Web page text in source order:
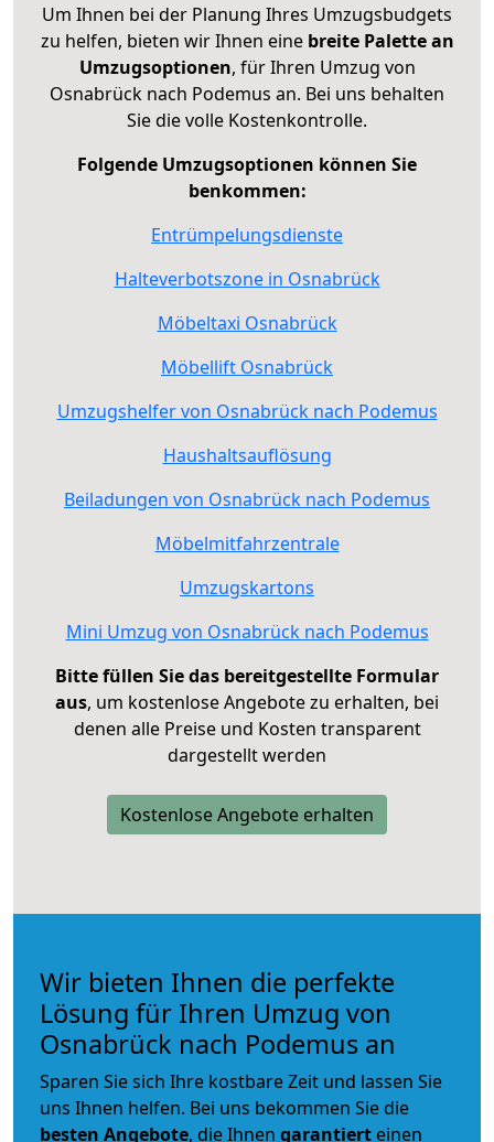
Um Ihnen bei der Planung Ihres Umzugsbudgets
zu helfen, bieten wir Ihnen eine breite Palette an
Umzugsoptionen, für Ihren Umzug von
Osnabrück nach Podemus an. Bei uns behalten
Sie die volle Kostenkontrolle.
Folgende Umzugsoptionen können Sie
benkommen:
Entrümpelungsdienste
Halteverbotszone in Osnabrück
Möbeltaxi Osnabrück
Möbellift Osnabrück
Umzugshelfer von Osnabrück nach Podemus
Haushaltsauflösung
Beiladungen von Osnabrück nach Podemus
Möbelmitfahrzentrale
Umzugskartons
Mini Umzug von Osnabrück nach Podemus
Bitte füllen Sie das bereitgestellte Formular
aus, um kostenlose Angebote zu erhalten, bei
denen alle Preise und Kosten transparent
dargestellt werden
Kostenlose Angebote erhalten
Wir bieten Ihnen die perfekte
Lösung für Ihren Umzug von
Osnabrück nach Podemus an
Sparen Sie sich Ihre kostbare Zeit und lassen Sie
uns Ihnen helfen. Bei uns bekommen Sie die
besten Angebote, die Ihnen garantiert einen